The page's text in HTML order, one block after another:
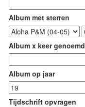
Album met sterren
Album x keer genoemd
Album op jaar
Tijdschrift opvragen